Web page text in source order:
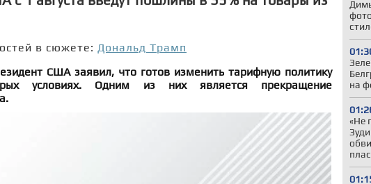
на
«Не
в сюжете: Дональд Трамп
США заявил, что готов изменить тарифную политику
условиях. Одним из них является прекращение